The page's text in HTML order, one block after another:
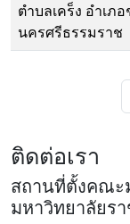
ตําบลเคร็ง อําเภ
นครศรีธรรมราช
ติดต่อเรา
สถานที่ตั้งคณะ
มหาวิทยาลัยร